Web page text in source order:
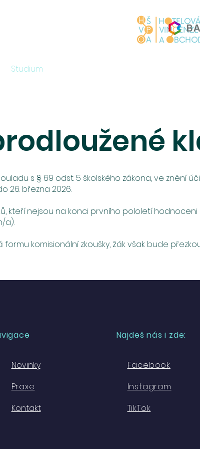
Studium
s § 69 odst. 5 školského zákona, ve znění
26. března 2026.
kteří nejsou na konci prvního pololetí
a).
formu komisionální zkoušky, žák však bude
Novinky
Praxe
Kontakt
Najdeš nás i zde:
Facebook
Instagram
TikTok